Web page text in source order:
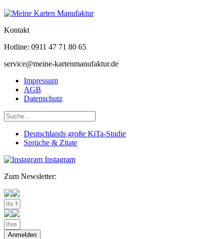
Kontakt
Hotline: 0911 47 71 80 65
service@meine-kartenmanufaktur.de
Impressum
AGB
Datenschutz
Deutschlands große KiTa-Studie
Sprüche & Zitate
Instagram
Zum Newsletter:
Anmelden